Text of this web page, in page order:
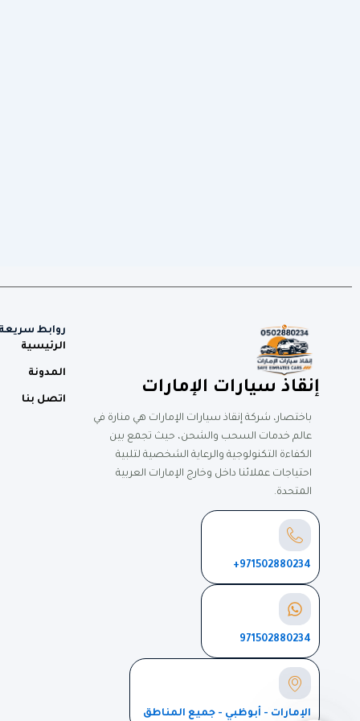
إنقاذ سيارات الإمارات
باختصار، شركة إنقاذ سيارات الإمارات هي منارة في
عالم خدمات السحب والشحن، حيث تجمع بين
الكفاءة التكنولوجية والرعاية الشخصية لتلبية
احتياجات عملائنا داخل وخارج الإمارات العربية
المتحدة.
971502880234+
971502880234
الإمارات - أبوظبي - جميع المناطق
روابط سريعة
الرئيسية
المدونة
اتصل بنا